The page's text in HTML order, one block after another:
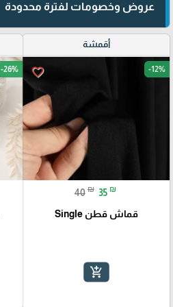
عروض وخصومات لفترة محدودة
أقمشة
favorite_border -12%
40 ₪ 35 ₪
قماش قطن Single
add_shopping_cart
-26%